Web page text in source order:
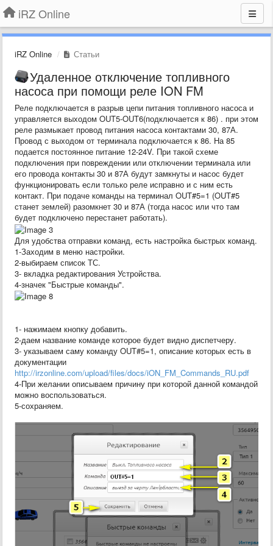
iRZ Online
iRZ Online Статьи
Удаленное отключение топливного
насоса при помощи реле ION FM
Реле подключается в разрыв цепи питания топливного насоса и
управляется выходом OUT5-OUT6(подключается к 86) . при этом
реле размыкает провод питания насоса контактами 30, 87А.
Провод с выходом от терминала подключается к 86. На 85
подается постоянное питание 12-24V. При такой схеме
подключения при повреждении или отключении терминала или
его провода контакты 30 и 87А будут замкнуты и насос будет
функционировать если только реле исправно и с ним есть
контакт. При подаче команды на терминал OUT#5=1 (OUT#5
станет землей) разомкнет 30 и 87А (тогда насос или что там
будет подключено перестанет работать).
Для удобства отправки команд, есть настройка быстрых команд.
1-Заходим в меню настройки.
2-выбираем список ТС.
3- вкладка редактирования Устройства.
4-значек "Быстрые команды".
1- нажимаем кнопку добавить.
2-даем название команде которое будет видно диспетчеру.
3- указываем саму команду OUT#5=1, описание которых есть в
документации
http://irzonline.com/upload/files/docs/iON_FM_Commands_RU.pdf
4-При желании описываем причину при которой данной командой
можно воспользоваться.
5-сохраняем.